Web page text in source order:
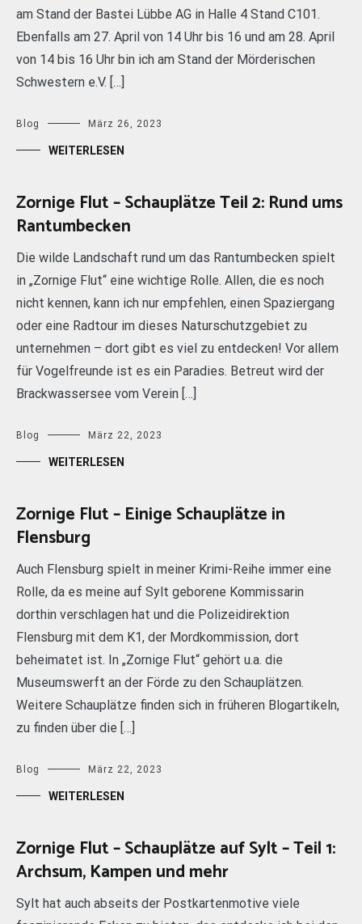
am Stand der Bastei Lübbe AG in Halle 4 Stand C101.
Ebenfalls am 27. April von 14 Uhr bis 16 und am 28. April
von 14 bis 16 Uhr bin ich am Stand der Mörderischen
Schwestern e.V. […]
Blog März 26, 2023
WEITERLESEN
Zornige Flut – Schauplätze Teil 2: Rund ums
Rantumbecken
Die wilde Landschaft rund um das Rantumbecken spielt
in „Zornige Flut“ eine wichtige Rolle. Allen, die es noch
nicht kennen, kann ich nur empfehlen, einen Spaziergang
oder eine Radtour im dieses Naturschutzgebiet zu
unternehmen – dort gibt es viel zu entdecken! Vor allem
für Vogelfreunde ist es ein Paradies. Betreut wird der
Brackwassersee vom Verein […]
Blog März 22, 2023
WEITERLESEN
Zornige Flut – Einige Schauplätze in
Flensburg
Auch Flensburg spielt in meiner Krimi-Reihe immer eine
Rolle, da es meine auf Sylt geborene Kommissarin
dorthin verschlagen hat und die Polizeidirektion
Flensburg mit dem K1, der Mordkommission, dort
beheimatet ist. In „Zornige Flut“ gehört u.a. die
Museumswerft an der Förde zu den Schauplätzen.
Weitere Schauplätze finden sich in früheren Blogartikeln,
zu finden über die […]
Blog März 22, 2023
WEITERLESEN
Zornige Flut – Schauplätze auf Sylt – Teil 1:
Archsum, Kampen und mehr
Sylt hat auch abseits der Postkartenmotive viele